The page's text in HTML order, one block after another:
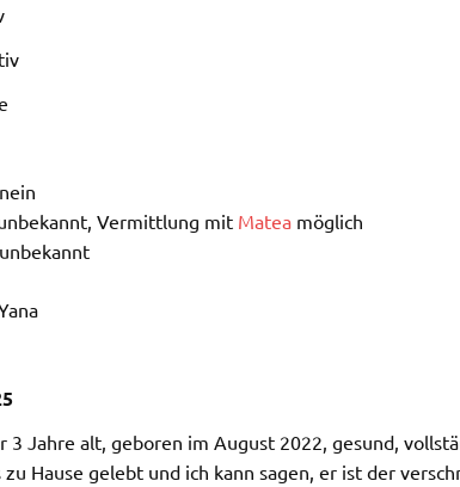
Vermittlung mit Mateamöglich
3 Jahre alt, geboren im August 2022, gesund,
Hause gelebt und ich kann sagen, er ist der